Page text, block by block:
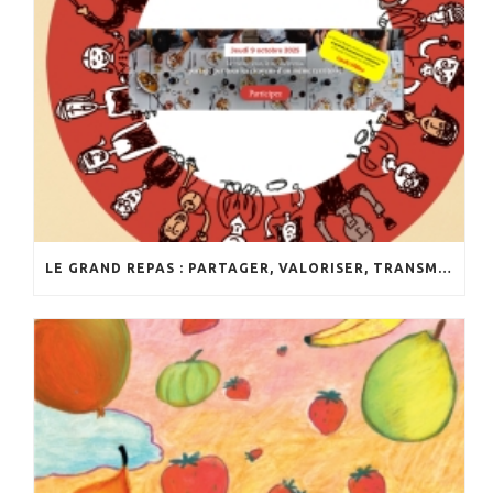
LE GRAND REPAS : PARTAGER, VALORISER, TRANSMETTRE